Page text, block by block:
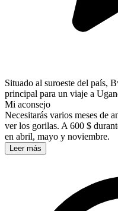
Situado al suroeste del país,
principal para un viaje a
Mi aconsejo
Necesitarás varios meses de
ver los gorilas. A 600 $
en abril, mayo y noviembre.
Leer más